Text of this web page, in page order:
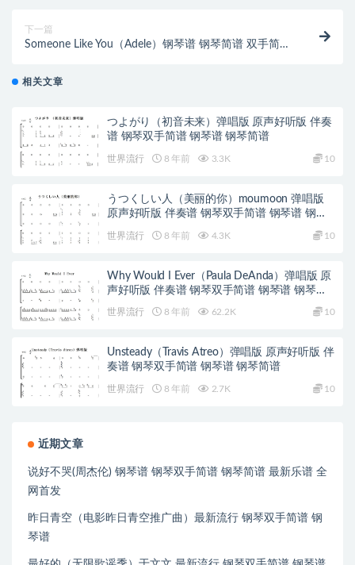
下一篇
Someone Like You（Adele）钢琴谱 钢琴简谱 双手简谱
相关文章
つよがり（初音未来）弹唱版 原声好听版 伴奏
谱 钢琴双手简谱 钢琴谱 钢琴简谱
世界流行 8 年前 3.3K 10
うつくしい人（美丽的你）moumoon 弹唱版
原声好听版 伴奏谱 钢琴双手简谱 钢琴谱 钢琴
世界流行 8 年前 4.3K 10
Why Would I Ever（Paula DeAnda）弹唱版 原
声好听版 伴奏谱 钢琴双手简谱 钢琴谱 钢琴简
世界流行 8 年前 62.2K 10
Unsteady（Travis Atreo）弹唱版 原声好听版 伴
奏谱 钢琴双手简谱 钢琴谱 钢琴简谱
世界流行 8 年前 2.7K 10
近期文章
说好不哭(周杰伦) 钢琴谱 钢琴双手简谱 钢琴简谱 最新乐谱 全
网首发
昨日青空（电影昨日青空推广曲）最新流行 钢琴双手简谱 钢
琴谱